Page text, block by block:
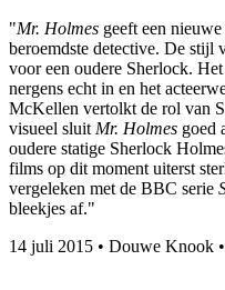
"Mr. Holmes geeft een
beroemdste detective. De stijl
voor een oudere Sherlock.
nergens echt in en het
McKellen vertolkt de rol van
visueel sluit Mr. Holmes goed
oudere statige Sherlock
films op dit moment uiterst
vergeleken met de BBC serie
bleekjes af."
14 juli 2015 • Douwe Knook •